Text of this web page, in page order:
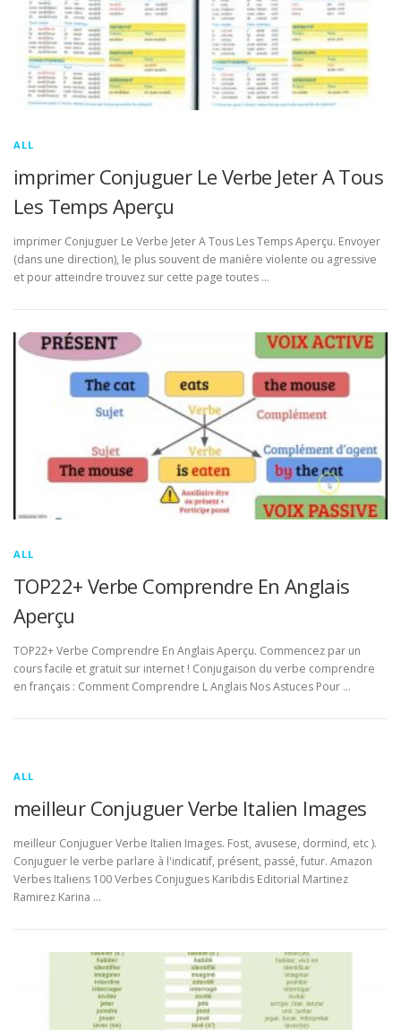
ALL
imprimer Conjuguer Le Verbe Jeter A Tous
Les Temps Aperçu
imprimer Conjuguer Le Verbe Jeter A Tous Les Temps Aperçu. Envoyer
(dans une direction), le plus souvent de manière violente ou agressive
et pour atteindre trouvez sur cette page toutes …
ALL
TOP22+ Verbe Comprendre En Anglais
Aperçu
TOP22+ Verbe Comprendre En Anglais Aperçu. Commencez par un
cours facile et gratuit sur internet ! Conjugaison du verbe comprendre
en français : Comment Comprendre L Anglais Nos Astuces Pour …
ALL
meilleur Conjuguer Verbe Italien Images
meilleur Conjuguer Verbe Italien Images. Fost, avusese, dormind, etc ).
Conjuguer le verbe parlare à l'indicatif, présent, passé, futur. Amazon
Verbes Italiens 100 Verbes Conjugues Karibdis Editorial Martinez
Ramirez Karina …